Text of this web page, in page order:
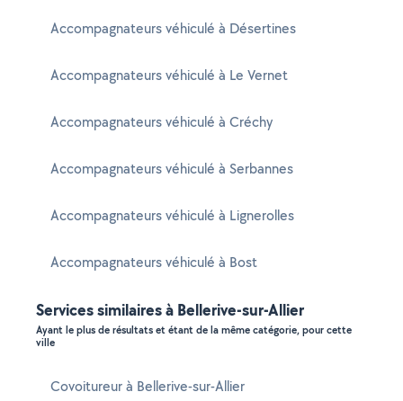
Accompagnateurs véhiculé à Désertines
Accompagnateurs véhiculé à Le Vernet
Accompagnateurs véhiculé à Créchy
Accompagnateurs véhiculé à Serbannes
Accompagnateurs véhiculé à Lignerolles
Accompagnateurs véhiculé à Bost
Services similaires à Bellerive-sur-Allier
Ayant le plus de résultats et étant de la même catégorie, pour cette
ville
Covoitureur à Bellerive-sur-Allier